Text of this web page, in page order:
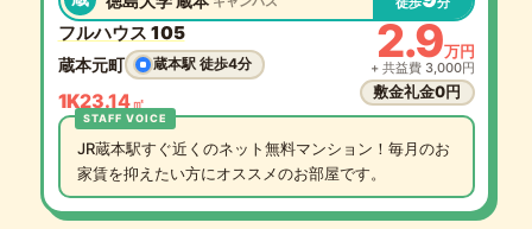
フルハウス 105
蔵本元町 蔵本駅 徒歩4分
1K23.14㎡
2.9万円
+ 共益費 3,000円
敷金礼金0円
JR蔵本駅すぐ近くのネット無料マンション！毎月のお
家賃を抑えたい方にオススメのお部屋です。